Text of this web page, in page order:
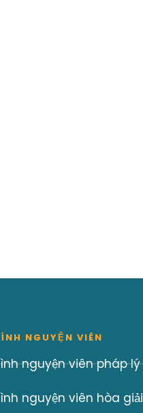
NGUYỆN VIÊN
nguyện viên pháp lý
nguyện viên hòa giải